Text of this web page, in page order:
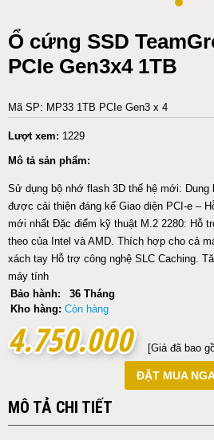
Ổ cứng SSD
PCIe Gen3x4 1TB
Mã SP: MP33 1TB PCIe Gen3 x 4
Lượt xem: 1229
Mô tả sản phẩm:
Sử dụng bộ nhớ flash 3D thế hệ mới:
được cải thiện đáng kể Giao diện PCI-e –
mới nhất Đặc điểm kỹ thuật M.2 2280: Hỗ
theo của Intel và AMD. Thích hợp cho cả
xách tay Hỗ trợ công nghệ SLC Caching.
máy tính
Bảo hành:
36 Tháng
Kho hàng: Còn hàng
4.750.000
4.750.000 [Giá đã bao
ĐẶT MUA
MÔ TẢ CHI TIẾT